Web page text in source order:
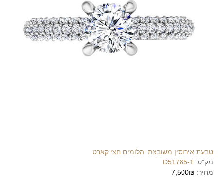
טבעת אירוסין משובצת יהלומים חצי קארט
מק"ט: D51785-1
מחיר: 7,500₪